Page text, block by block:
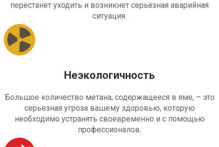
перестанет уходить и возникнет серьезная аварийная
ситуация.
Неэкологичность
Большое количество метана, содержащееся в яме, – это
серьезная угроза вашему здоровью, которую
необходимо устранять своевременно и с помощью
профессионалов.